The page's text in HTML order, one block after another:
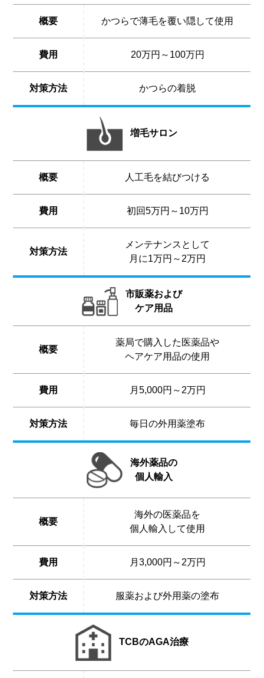
概要 かつらで薄毛を覆い隠して使用
費用 20万円～100万円
対策方法 かつらの着脱
増毛サロン
概要 人工毛を結びつける
費用 初回5万円～10万円
対策方法
メンテナンスとして
月に1万円～2万円
市販薬および
ケア用品
概要
薬局で購入した医薬品や
ヘアケア用品の使用
費用 月5,000円～2万円
対策方法 毎日の外用薬塗布
海外薬品の
個人輸入
概要
海外の医薬品を
個人輸入して使用
費用 月3,000円～2万円
対策方法 服薬および外用薬の塗布
TCBのAGA治療